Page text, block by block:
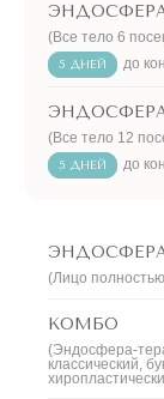
ЭНДОСФЕРА/
(Все тело 6
5 ДНЕЙ до
ЭНДОСФЕРА/
(Все тело 12
5 ДНЕЙ до
(Лицо
КОМБО
(Эндосфера-
классический,